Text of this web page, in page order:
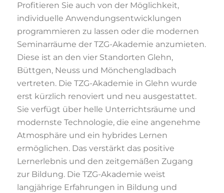
Profitieren Sie auch von der Möglichkeit,
individuelle Anwendungsentwicklungen
programmieren zu lassen oder die modernen
Seminarräume der TZG-Akademie anzumieten.
Diese ist an den vier Standorten Glehn,
Büttgen, Neuss und Mönchengladbach
vertreten. Die TZG-Akademie in Glehn wurde
erst kürzlich renoviert und neu ausgestattet.
Sie verfügt über helle Unterrichtsräume und
modernste Technologie, die eine angenehme
Atmosphäre und ein hybrides Lernen
ermöglichen. Das verstärkt das positive
Lernerlebnis und den zeitgemäßen Zugang
zur Bildung. Die TZG-Akademie weist
langjährige Erfahrungen in Bildung und